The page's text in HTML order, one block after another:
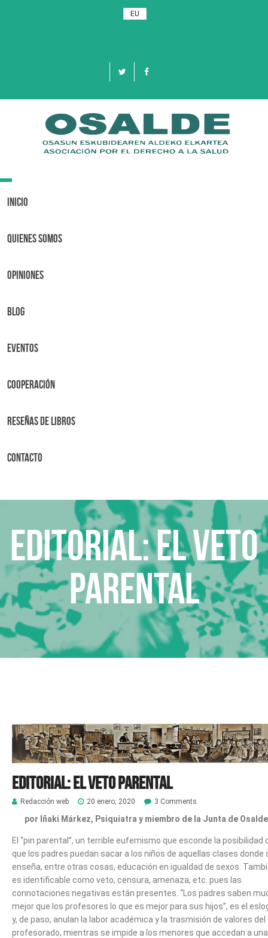
EU
Toggle
Inicio
Quienes Somos
OPINIONES
BLOG
Eventos
Cooperación
Reseñas de libros
Contacto
Editorial: El veto
parental
Editorial: El veto parental
Redacción web 20 enero, 2020 3 Comments
por Iñaki Márkez, Psiquiatra y miembro de la Junta de Osalde
El “pin parental”, un terrible eufemismo que esconde la posibilidad
que los padres puedan sacar a los niños de aquellas clases donde
enseña, entre otras cosas, educación en igualdad de sexos.
es identificable como veto, censura, amenaza, etc. pues las
connotaciones negativas están presentes. “Los padres saben
mejor que los profesores lo que es mejor para sus hijos”, es el
y, de paso, anulan la labor académica y la trasmisión de valores del
profesorado, mientras se impide a los menores que accedan a una